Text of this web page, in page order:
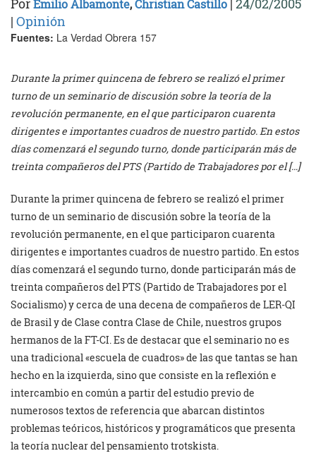
PorEmilio Albamonte,Christian Castillo | 24/02/2005
| Opinión
Fuentes: La Verdad Obrera 157
Durante la primer quincena de febrero se realizó el primer
turno de un seminario de discusión sobre la teoría de la
revolución permanente, en el que participaron cuarenta
dirigentes e importantes cuadros de nuestro partido. En estos
días comenzará el segundo turno, donde participarán más de
treinta compañeros del PTS (Partido de Trabajadores por el […]
Durante la primer quincena de febrero se realizó el primer
turno de un seminario de discusión sobre la teoría de la
revolución permanente, en el que participaron cuarenta
dirigentes e importantes cuadros de nuestro partido. En estos
días comenzará el segundo turno, donde participarán más de
treinta compañeros del PTS (Partido de Trabajadores por el
Socialismo) y cerca de una decena de compañeros de LER-QI
de Brasil y de Clase contra Clase de Chile, nuestros grupos
hermanos de la FT-CI. Es de destacar que el seminario no es
una tradicional «escuela de cuadros» de las que tantas se han
hecho en la izquierda, sino que consiste en la reflexión e
intercambio en común a partir del estudio previo de
numerosos textos de referencia que abarcan distintos
problemas teóricos, históricos y programáticos que presenta
la teoría nuclear del pensamiento trotskista.